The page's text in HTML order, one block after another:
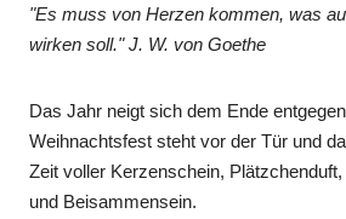
"Es muss von Herzen kommen, was
wirken soll." J. W. von Goethe
Das Jahr neigt sich dem Ende
Weihnachtsfest steht vor der Tür und
Zeit voller Kerzenschein,
und Beisammensein.